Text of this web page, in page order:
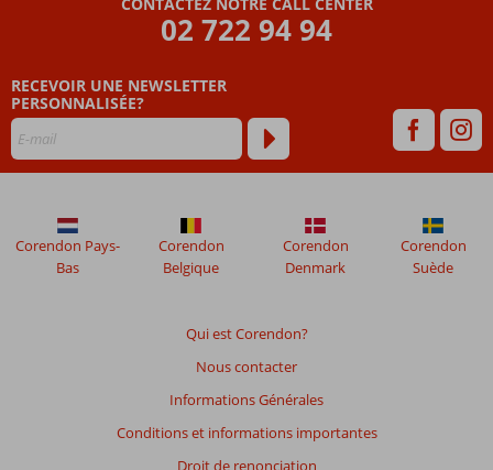
datant
plus
de
48
02 722 94 94
RECEVOIR UNE NEWSLETTER
PERSONNALISÉE?
Qui est Corendon?
Nous contacter
Informations Générales
Conditions et informations importantes
Droit de renonciation
Corendon Pays-
Bas
Corendon
Belgique
Corendon
Denmark
Corendon
Suède